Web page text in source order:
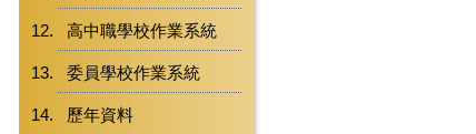
高中職學校作業系統
委員學校作業系統
歷年資料